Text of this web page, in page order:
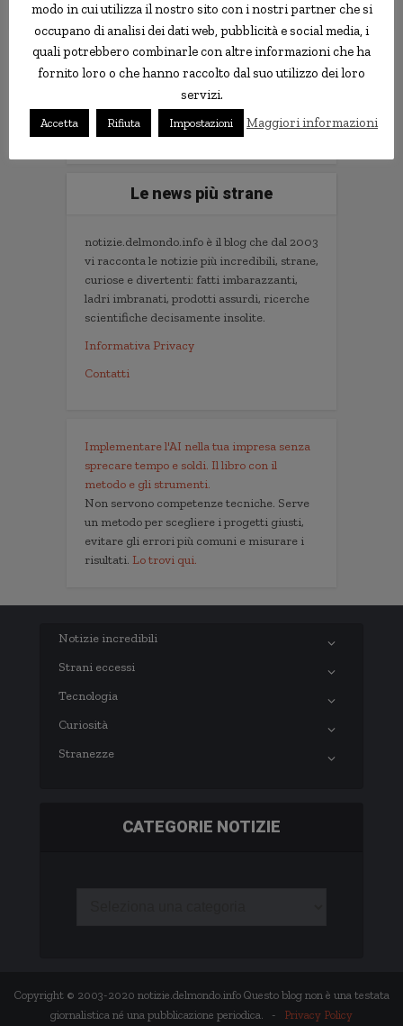
Follow us
Le news più strane
notizie.delmondo.info è il blog che dal 2003
vi racconta le notizie più incredibili, strane,
curiose e divertenti: fatti imbarazzanti,
ladri imbranati, prodotti assurdi, ricerche
scientifiche decisamente insolite.
Informativa Privacy
Contatti
Implementare l'AI nella tua impresa senza
sprecare tempo e soldi. Il libro con il
metodo e gli strumenti.
Non servono competenze tecniche. Serve
un metodo per scegliere i progetti giusti,
evitare gli errori più comuni e misurare i
risultati. Lo trovi qui.
Notizie incredibili
Strani eccessi
Tecnologia
Curiosità
Stranezze
CATEGORIE NOTIZIE
Copyright © 2003-2020 notizie.delmondo.info Questo blog non è una testata
giornalistica né una pubblicazione periodica. - Privacy Policy
modo in cui utilizza il nostro sito con i nostri partner che si
occupano di analisi dei dati web, pubblicità e social media, i
quali potrebbero combinarle con altre informazioni che ha
fornito loro o che hanno raccolto dal suo utilizzo dei loro
servizi.
Accetta Rifiuta Impostazioni Maggiori informazioni